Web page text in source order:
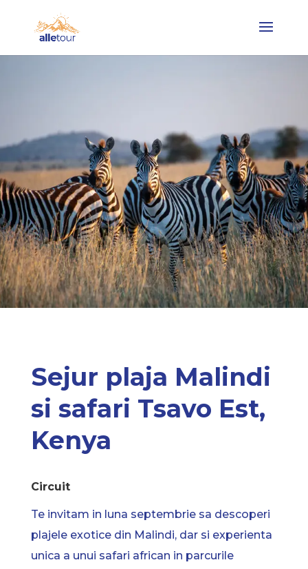
Sejur plaja Malindi
si safari Tsavo Est,
Kenya
Circuit
Te invitam in luna septembrie sa descoperi
plajele exotice din Malindi, dar si experienta
unica a unui safari african in parcurile